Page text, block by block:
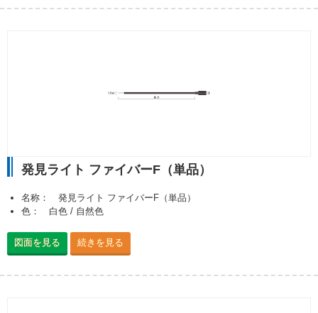
発見ライト ファイバーF（単品）
名称： 発見ライト ファイバーF（単品）
色： 白色 / 自然色
図面を見る 続きを見る